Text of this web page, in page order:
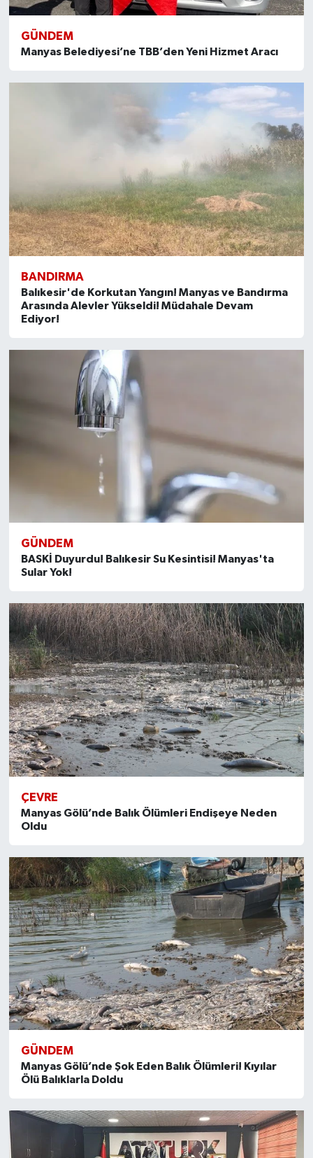
GÜNDEM
Manyas Belediyesi’ne TBB’den Yeni Hizmet Aracı
BANDIRMA
Balıkesir'de Korkutan Yangın! Manyas ve Bandırma
Arasında Alevler Yükseldi! Müdahale Devam
Ediyor!
GÜNDEM
BASKİ Duyurdu! Balıkesir Su Kesintisi! Manyas'ta
Sular Yok!
ÇEVRE
Manyas Gölü’nde Balık Ölümleri Endişeye Neden
Oldu
GÜNDEM
Manyas Gölü’nde Şok Eden Balık Ölümleri! Kıyılar
Ölü Balıklarla Doldu